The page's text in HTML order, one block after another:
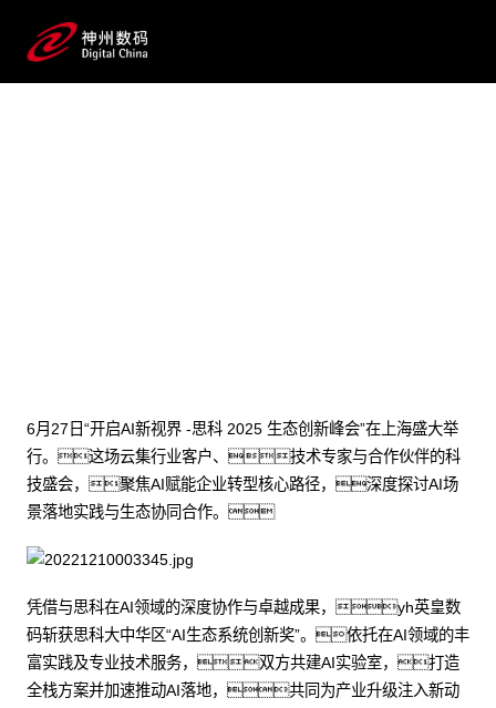
6月27日“开启AI新视界 -思科 2025 生态创新峰会”在上海盛大举
行。这场云集行业客户、技术专家与合作伙伴的科
技盛会，聚焦AI赋能企业转型核心路径，深度探讨AI场
景落地实践与生态协同合作。
凭借与思科在AI领域的深度协作与卓越成果，yh英皇数
码斩获思科大中华区“AI生态系统创新奖”。依托在AI领域的丰
富实践及专业技术服务，双方共建AI实验室，打造
全栈方案并加速推动AI落地，共同为产业升级注入新动